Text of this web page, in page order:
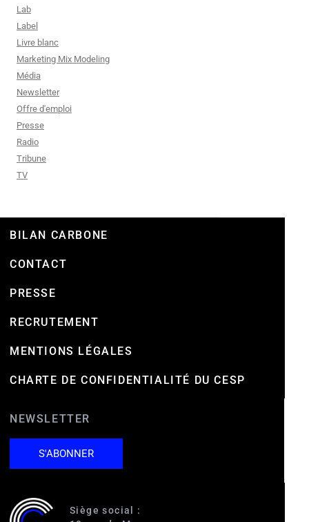
Lab
Label
Livre blanc
Marketing Mix Modeling
Média
Newsletter
Offre d'emploi
Presse
Radio
Tribune
TV
BILAN CARBONE
CONTACT
PRESSE
RECRUTEMENT
MENTIONS LÉGALES
CHARTE DE CONFIDENTIALITÉ DU CESP
NEWSLETTER
S'ABONNER
Siège social :